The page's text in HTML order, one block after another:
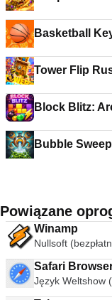
Basketball
Tower Flip
Block Blitz:
Bubble
Powiązane
Winamp
Nullsoft
Safari
Język Weltshow